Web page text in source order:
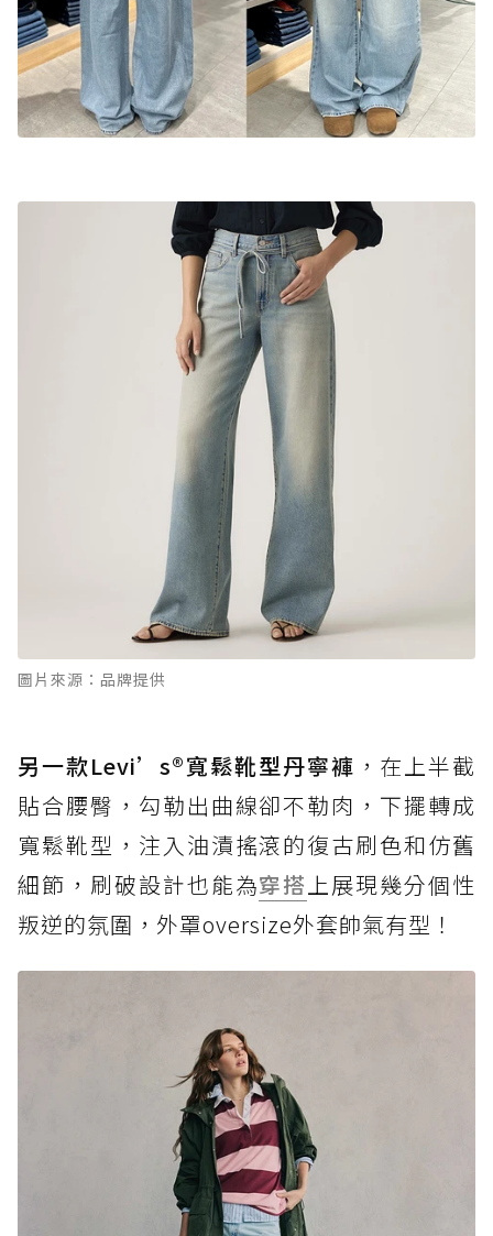
圖片來源：品牌提供
另一款Levi’s®寬鬆靴型丹寧褲 ，在上半截
貼合腰臀，勾勒出曲線卻不勒肉，下擺轉成
寬鬆靴型，注入油漬搖滾的復古刷色和仿舊
細節，刷破設計也能為穿搭 上展現幾分個性
叛逆的氛圍，外罩oversize外套帥氣有型！